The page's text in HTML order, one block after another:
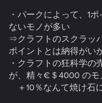
・パークによって、1
ないモノが多い
⇒クラフトのスクラッ
ポイントとは納得がい
・クラフトの狂科学の
が、精々€＄4000 のモ
＋10％なんて焼け石